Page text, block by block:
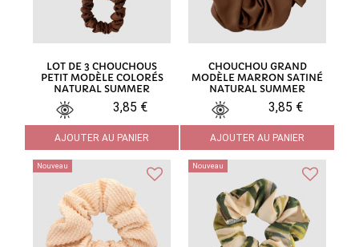
LOT DE 3 CHOUCHOUS
PETIT MODÈLE COLORÉS
NATURAL SUMMER
3,85 €
AJOUTER AU PANIER
CHOUCHOU GRAND
MODÈLE MARRON SATINÉ
NATURAL SUMMER
3,85 €
AJOUTER AU PANIER
Nouveau Nouveau